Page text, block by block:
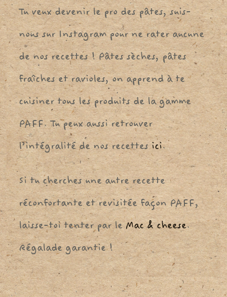
Tu veux devenir le pro des pâtes, suis-
nous sur Instagram pour ne rater aucune
de nos recettes ! Pâtes sèches, pâtes
fraîches et ravioles, on apprend à te
cuisiner tous les produits de la gamme
PAFF. Tu peux aussi retrouver
l’intégralité de nos recettesici.
Si tu cherches une autre recette
réconfortante et revisitée façon PAFF,
laisse-toi tenter par leMac & cheese.
Régalade garantie !